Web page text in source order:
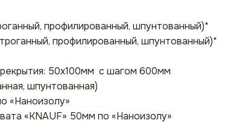
профилированный, шпунтованный)*
профилированный, шпунтованный)*
50х100мм с шагом 600мм
шпунтованная)
«Наноизолу»
«KNAUF» 50мм по «Наноизолу»